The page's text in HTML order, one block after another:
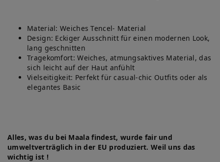
Material: Weiches Tencel- Material
Design: Eckiger Ausschnitt für einen modernen Look,
lang geschnitten
Tragekomfort: Weiches, atmungsaktives Material, das
sich leicht auf der Haut anfühlt
Vielseitigkeit: Perfekt für casual-chic Outfits oder als
elegantes Basic
Alles, was du bei Maala findest, wurde fair und
umweltverträglich in der EU produziert. Weil uns das
wichtig ist !